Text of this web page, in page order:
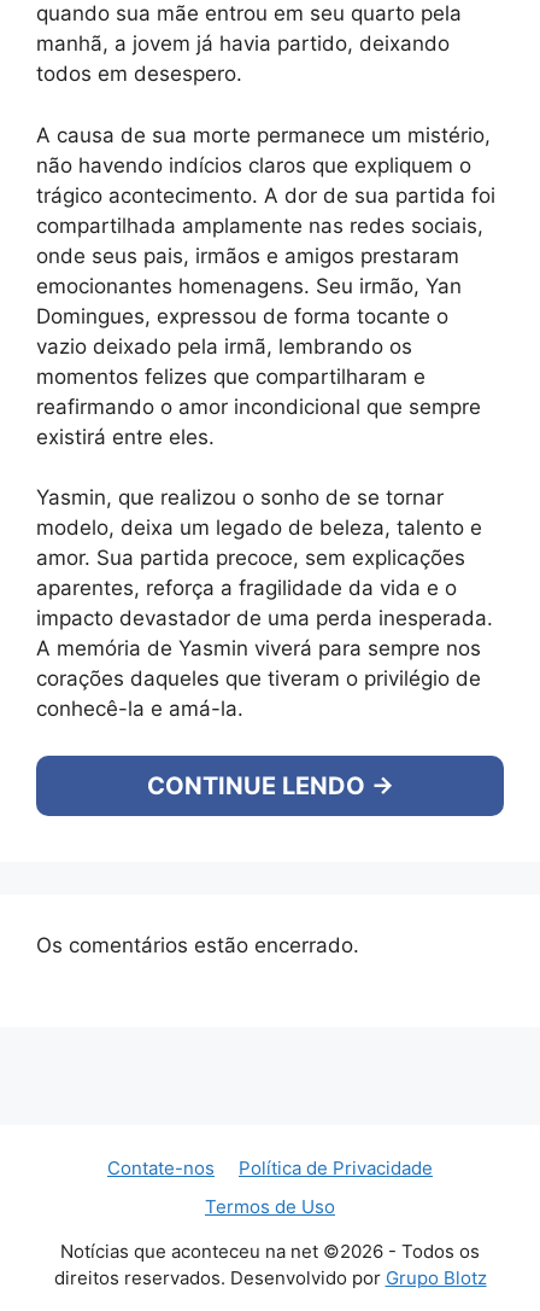
quando sua mãe entrou em seu quarto pela
manhã, a jovem já havia partido, deixando
todos em desespero.
A causa de sua morte permanece um mistério,
não havendo indícios claros que expliquem o
trágico acontecimento. A dor de sua partida foi
compartilhada amplamente nas redes sociais,
onde seus pais, irmãos e amigos prestaram
emocionantes homenagens. Seu irmão, Yan
Domingues, expressou de forma tocante o
vazio deixado pela irmã, lembrando os
momentos felizes que compartilharam e
reafirmando o amor incondicional que sempre
existirá entre eles.
Yasmin, que realizou o sonho de se tornar
modelo, deixa um legado de beleza, talento e
amor. Sua partida precoce, sem explicações
aparentes, reforça a fragilidade da vida e o
impacto devastador de uma perda inesperada.
A memória de Yasmin viverá para sempre nos
corações daqueles que tiveram o privilégio de
conhecê-la e amá-la.
CONTINUE LENDO →
Os comentários estão encerrado.
Contate-nos
Política de Privacidade
Termos de Uso
Notícias que aconteceu na net ©2026 - Todos os
direitos reservados. Desenvolvido por Grupo Blotz